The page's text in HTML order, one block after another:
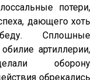
потери,
дающего хоть
Сплошные
артиллерии,
оборону
обрекались